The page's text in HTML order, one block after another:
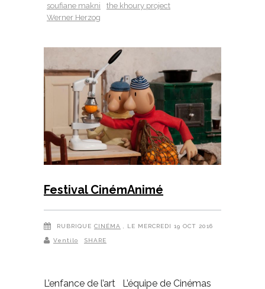
soufiane makni
the khoury project
Werner Herzog
Festival CinémAnimé
RUBRIQUE CINÉMA , LE MERCREDI 19 OCT 2016
Ventilo SHARE
L’enfance de l’art L’équipe de Cinémas